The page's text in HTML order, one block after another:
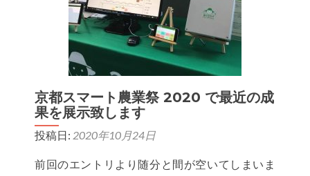
京都スマート農業祭 2020 で最近の成
果を展示致します
投稿日: 2020年10月24日
前回のエントリより随分と間が空いてしまいま